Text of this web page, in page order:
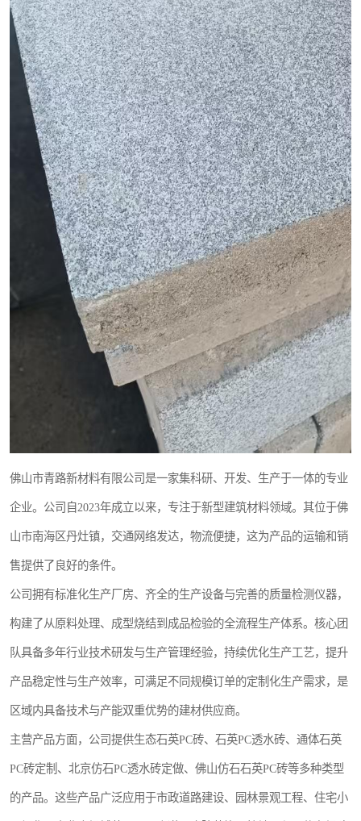
佛山市青路新材料有限公司是一家集科研、开发、生产于一体的专业
企业。公司自2023年成立以来，专注于新型建筑材料领域。其位于佛
山市南海区丹灶镇，交通网络发达，物流便捷，这为产品的运输和销
售提供了良好的条件。
公司拥有标准化生产厂房、齐全的生产设备与完善的质量检测仪器，
构建了从原料处理、成型烧结到成品检验的全流程生产体系。核心团
队具备多年行业技术研发与生产管理经验，持续优化生产工艺，提升
产品稳定性与生产效率，可满足不同规模订单的定制化生产需求，是
区域内具备技术与产能双重优势的建材供应商。
主营产品方面，公司提供生态石英PC砖、石英PC透水砖、通体石英
PC砖定制、北京仿石PC透水砖定做、佛山仿石石英PC砖等多种类型
的产品。这些产品广泛应用于市政道路建设、园林景观工程、住宅小